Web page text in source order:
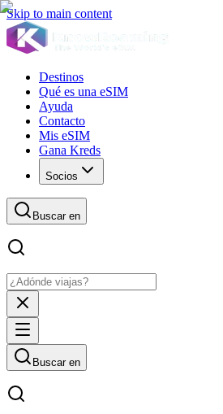
Skip to main content
Destinos
Qué es una eSIM
Ayuda
Contacto
Mis eSIM
Gana Kreds
Socios
Buscar en
Buscar en